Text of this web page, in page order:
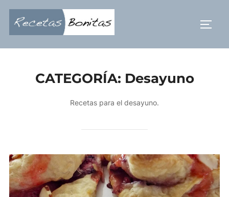
Saltar
contenido
CATEGORÍA: Desayuno
Recetas para el desayuno.